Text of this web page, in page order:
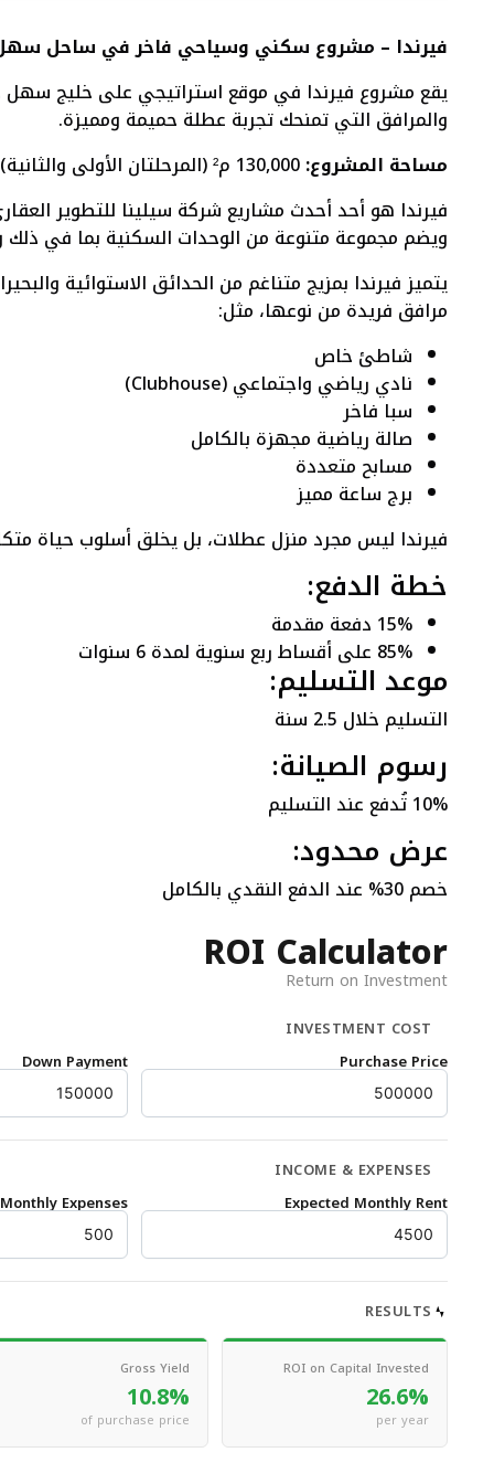
فيرندا – مشروع سكني وسياحي فاخر في ساحل
يقع مشروع فيرندا في موقع استراتيجي على خليج سهل
والمرافق التي تمنحك تجربة عطلة حميمة ومميزة.
مساحة المشروع:
فيرندا هو أحد أحدث مشاريع شركة سيلينا للتطوير
ويضم مجموعة متنوعة من الوحدات السكنية بما في
يتميز فيرندا بمزيج متناغم من الحدائق الاستوائية
مرافق فريدة من نوعها، مثل:
شاطئ خاص
نادي رياضي واجتماعي (Clubhouse)
سبا فاخر
صالة رياضية مجهزة بالكامل
مسابح متعددة
برج ساعة مميز
فيرندا ليس مجرد منزل عطلات، بل يخلق أسلوب حياة
خطة الدفع:
15% دفعة مقدمة
85% على أقساط ربع سنوية لمدة 6 سنوات
موعد التسليم:
التسليم خلال 2.5 سنة
رسوم الصيانة:
10% تُدفع عند التسليم
عرض محدود:
خصم 30% عند الدفع النقدي بالكامل
ROI Calculator
Return on Investment
INVESTMENT COST
Purchase Price
Down Payment
INCOME & EXPENSES
Expected Monthly Rent
Monthly Expenses
RESULTS
ROI on Capital Invested
26.6%
per year
Gross Yield
10.8%
of purchase price